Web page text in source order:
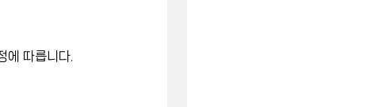
에 따릅니다.